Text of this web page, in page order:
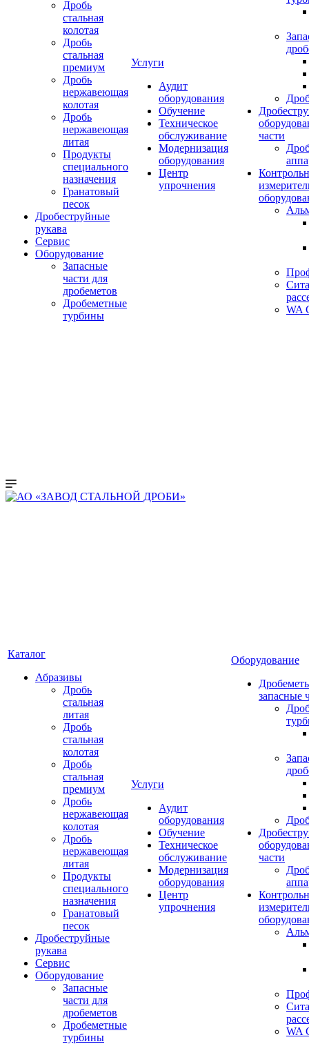
Дробь
стальная
колотая
Дробь
стальная
премиум
Дробь
нержавеющая
колотая
Дробь
нержавеющая
литая
Продукты
специального
назначения
Гранатовый
песок
Дробеструйные
рукава
Сервис
Оборудование
Запасные
части для
дробеметов
Дробеметные
турбины
Услуги
Аудит
оборудования
Обучение
Техническое
обслуживание
Модернизация
оборудования
Центр
упрочнения
части
WA
Каталог
Абразивы
Дробь
стальная
литая
Дробь
стальная
колотая
Дробь
стальная
премиум
Дробь
нержавеющая
колотая
Дробь
нержавеющая
литая
Продукты
специального
назначения
Гранатовый
песок
Дробеструйные
рукава
Сервис
Оборудование
Запасные
части для
дробеметов
Дробеметные
турбины
Услуги
Аудит
оборудования
Обучение
Техническое
обслуживание
Модернизация
оборудования
Центр
упрочнения
Оборудование
запасные
части
WA